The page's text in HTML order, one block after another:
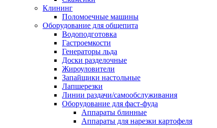
Клининг
Поломоечные машины
Оборудование для общепита
Водоподготовка
Гастроемкости
Генераторы льда
Доски разделочные
Жироуловители
Запайщики настольные
Лапшерезки
Линии раздачи/самообслуживания
Оборудование для фаст-фуда
Аппараты блинные
Аппараты для нарезки картофеля